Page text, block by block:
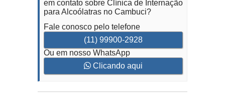
em contato sobre Clínica de Internação
para Alcoólatras no Cambuci?
Fale conosco pelo telefone
(11) 99900-2928
Ou em nosso WhatsApp
Clicando aqui